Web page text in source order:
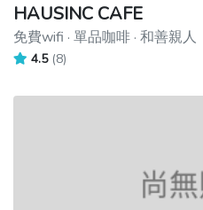
HAUSINC CAFE
免費wifi · 單品咖啡 · 和善親人
4.5 (8)